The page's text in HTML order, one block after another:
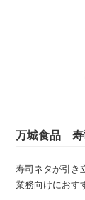
万城食品 寿
寿司ネタが引き
業務向けにおす